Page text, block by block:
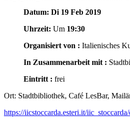
Datum: Di 19 Feb 2019
Uhrzeit: Um 19:30
Organisiert von : Italienisches
In Zusammenarbeit mit :
Eintritt : frei
Ort: Stadtbibliothek, Café LesBar,
https://iicstoccarda.esteri.it/